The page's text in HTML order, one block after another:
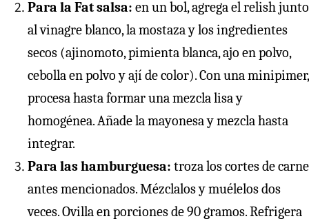
Para la Fat salsa: en un bol, agrega el relish junto
al vinagre blanco, la mostaza y los ingredientes
secos (ajinomoto, pimienta blanca, ajo en polvo,
cebolla en polvo y ají de color). Con una minipimer,
procesa hasta formar una mezcla lisa y
homogénea. Añade la mayonesa y mezcla hasta
integrar.
Para las hamburguesa: troza los cortes de carne
antes mencionados. Mézclalos y muélelos dos
veces. Ovilla en porciones de 90 gramos. Refrigera